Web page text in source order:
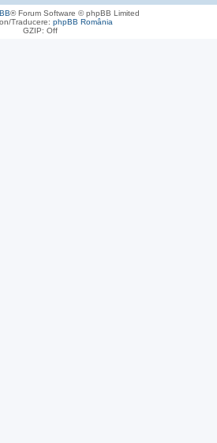
® Forum Software © phpBB Limited
Traducere: phpBB România
GZIP: Off